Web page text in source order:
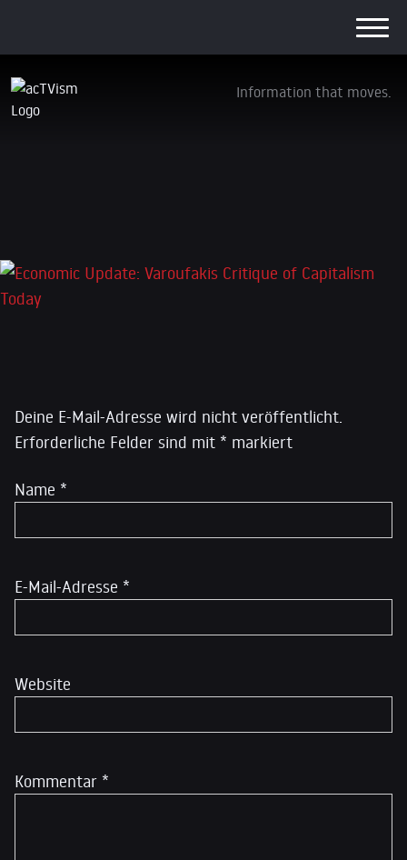
Information that moves.
Economic Update: Varoufakis Critique of
Deine E-Mail-Adresse wird nicht veröffentlicht.
Erforderliche Felder sind mit * markiert
Kommentar *
Name *
E-Mail-Adresse *
Website